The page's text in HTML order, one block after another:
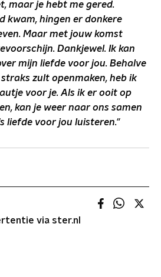
maar je hebt me gered.
kwam, hingen er donkere
Maar met jouw komst
Dankjewel. Ik kan
mijn liefde voor jou. Behalve
zult openmaken, heb ik
voor je. Als ik er ooit op
kan je weer naar ons samen
liefde voor jou luisteren."
via ster.nl